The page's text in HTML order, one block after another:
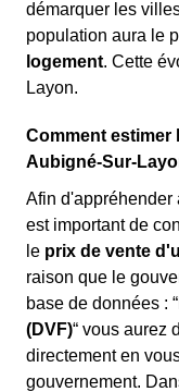
démarquer les
population aura le
logement. Cette
Layon.
Comment estimer
Aubigné-Sur-
Afin d'appréhender
est important de
le prix de vente
raison que le
base de données : “
(DVF)“ vous aurez
directement en
gouvernement.